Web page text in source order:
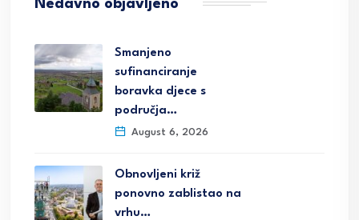
Nedavno objavljeno
Smanjeno
sufinanciranje
boravka djece s
područja…
August 6, 2026
Obnovljeni križ
ponovno zablistao na
vrhu…